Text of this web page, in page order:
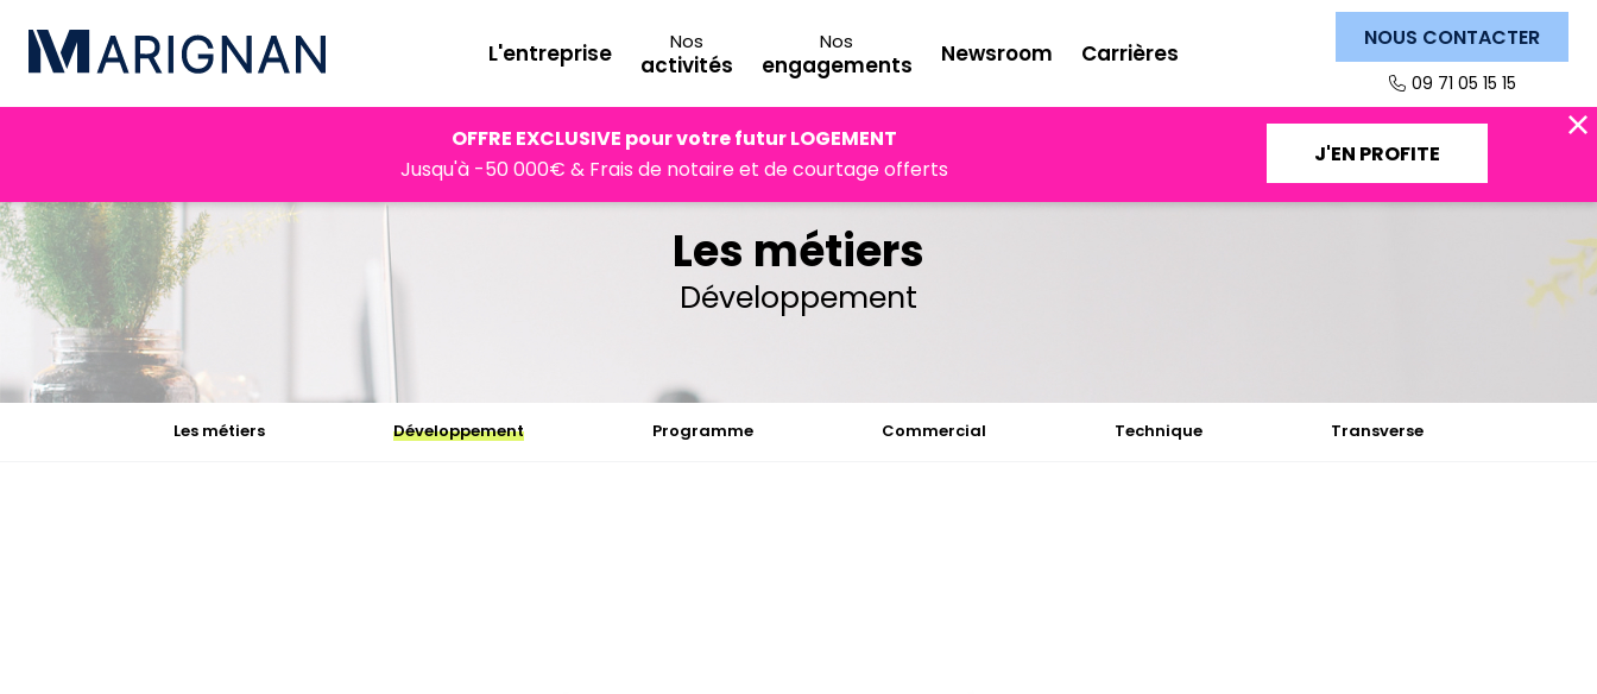
L'entreprise Nos
activités
Nos
engagements Newsroom Carrières
NOUS CONTACTER
09 71 05 15 15
OFFRE EXCLUSIVE pour votre futur LOGEMENT
Jusqu'à -50 000€ & Frais de notaire et de courtage offerts
J'EN PROFITE
Développement
Les métiers
Développement
Les métiers Développement Programme Commercial Technique Transverse